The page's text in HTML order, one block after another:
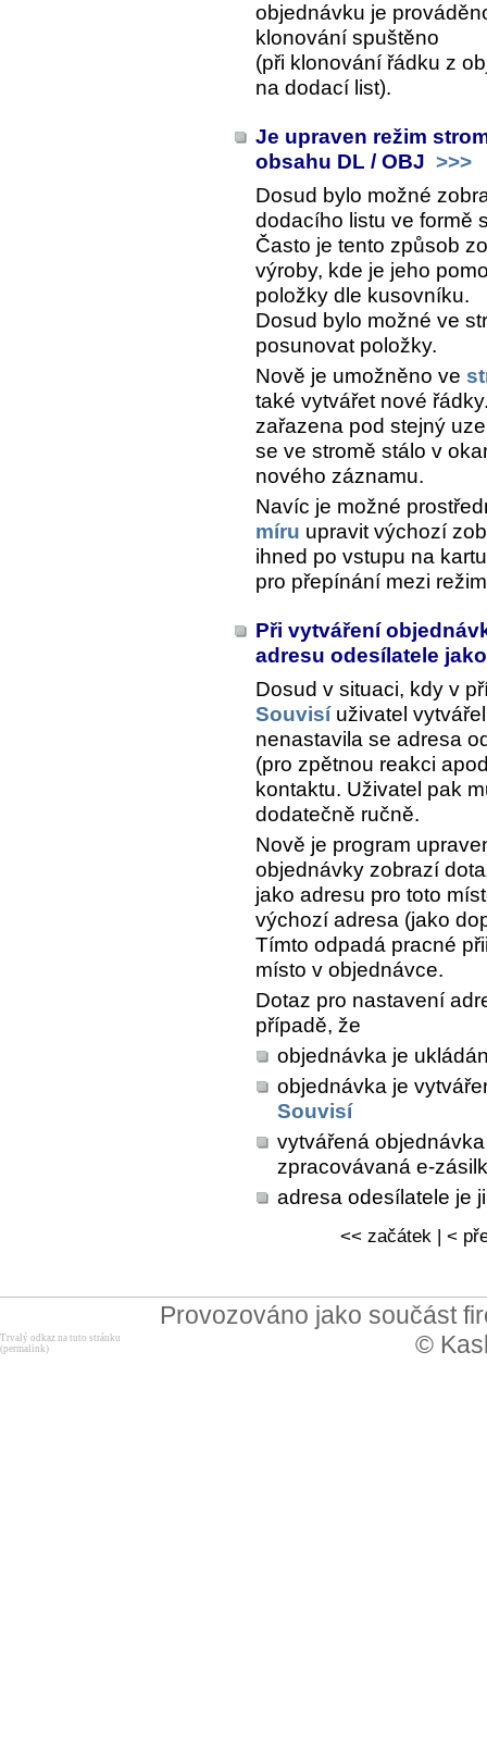
objednávku je
klonování spuštěno
(při klonování řádku z
na dodací list).
Je upraven režim
obsahu DL / OBJ >>>
Dosud bylo možné
dodacího listu ve formě
Často je tento způsob
výroby, kde je jeho
položky dle kusovníku.
Dosud bylo možné ve
posunovat položky.
Nově je umožněno ve
také vytvářet nové
zařazena pod stejný
se ve stromě stálo v
nového záznamu.
Navíc je možné
míru upravit výchozí
ihned po vstupu na
pro přepínání mezi
Při vytváření
adresu odesílatele
Dosud v situaci, kdy v
Souvisíuživatel
nenastavila se adresa
(pro zpětnou reakci
kontaktu. Uživatel pak
dodatečně ručně.
Nově je program
objednávky zobrazí
jako adresu pro toto
výchozí adresa (jako
Tímto odpadá pracné
místo v objednávce.
Dotaz pro nastavení
případě, že
objednávka je
objednávka je
Souvisí
vytvářená
zpracovávaná e-
adresa odesílatele je
<< začátek | <
Provozováno jako součást
©
Trvalý odkaz na tuto stránku
(permalink)